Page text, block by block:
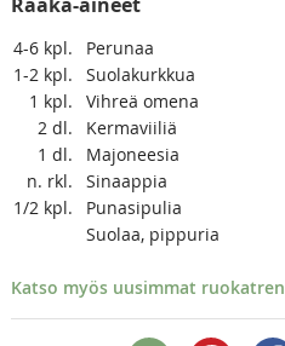
4-6 kpl.
Perunaa
1-2 kpl.
Suolakurkkua
1 kpl.
Vihreä omena
2 dl.
Kermaviiliä
1 dl.
Majoneesia
n. rkl.
Sinaappia
1/2 kpl.
Punasipulia
Suolaa, pippuria
Katso myös uusimmat